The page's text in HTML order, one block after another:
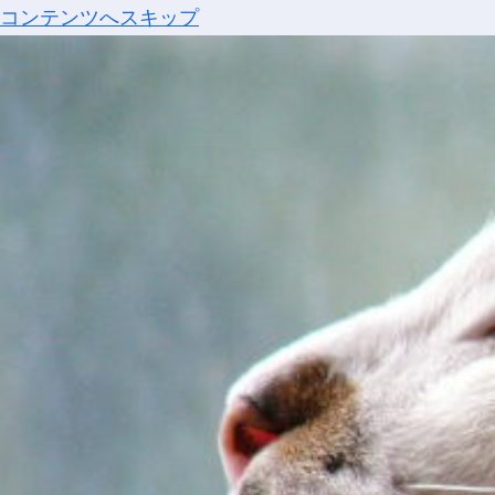
コンテンツへスキップ